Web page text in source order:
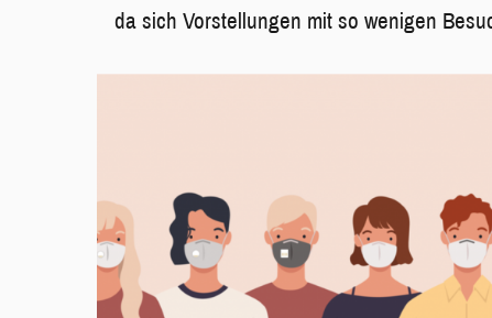
da sich Vorstellungen mit so wenigen